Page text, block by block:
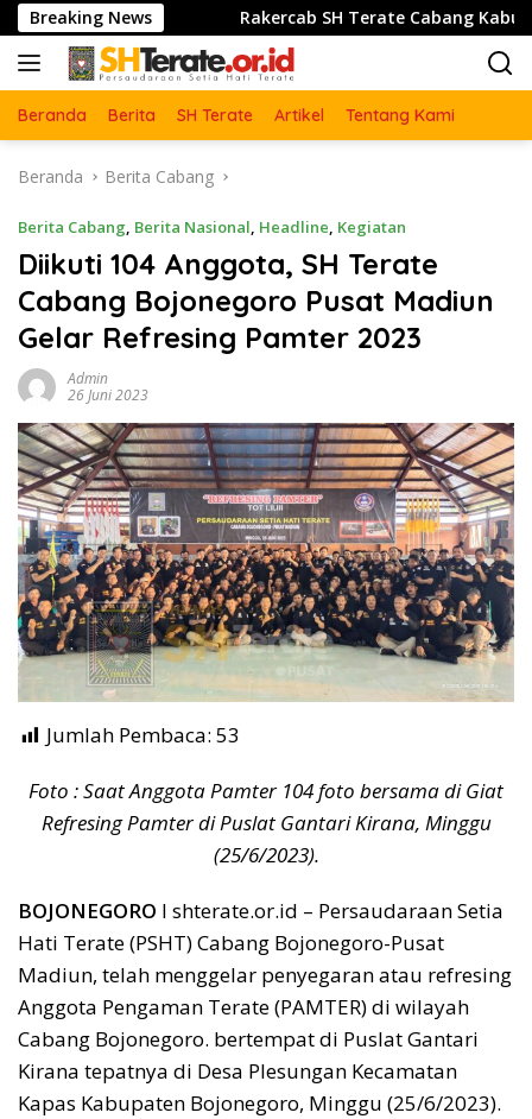
Langsung
ke
konten
Breaking News
Lor Rakercab SH Terate Cabang Kabupatrn
Beranda Berita SH Terate Artikel Tentang Kami
Beranda Berita Cabang
Berita Cabang, Berita Nasional, Headline, Kegiatan
Diikuti 104 Anggota, SH Terate
Cabang Bojonegoro Pusat Madiun
Gelar Refresing Pamter 2023
Admin
26 Juni 2023
Jumlah Pembaca: 53
Foto : Saat Anggota Pamter 104 foto bersama di Giat
Refresing Pamter di Puslat Gantari Kirana, Minggu
(25/6/2023).
BOJONEGORO I shterate.or.id – Persaudaraan Setia
Hati Terate (PSHT) Cabang Bojonegoro-Pusat
Madiun, telah menggelar penyegaran atau refresing
Anggota Pengaman Terate (PAMTER) di wilayah
Cabang Bojonegoro. bertempat di Puslat Gantari
Kirana tepatnya di Desa Plesungan Kecamatan
Kapas Kabupaten Bojonegoro, Minggu (25/6/2023).